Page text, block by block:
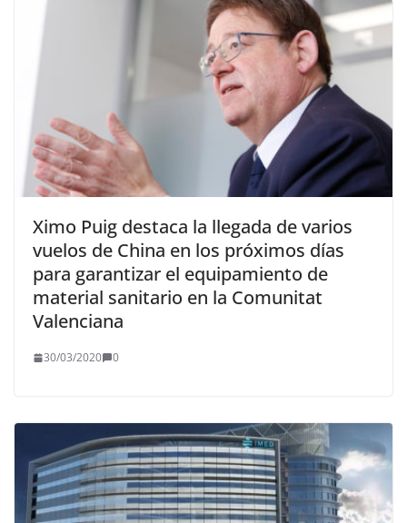
Ximo Puig destaca la llegada de varios
vuelos de China en los próximos días
para garantizar el equipamiento de
material sanitario en la Comunitat
Valenciana
30/03/2020 0